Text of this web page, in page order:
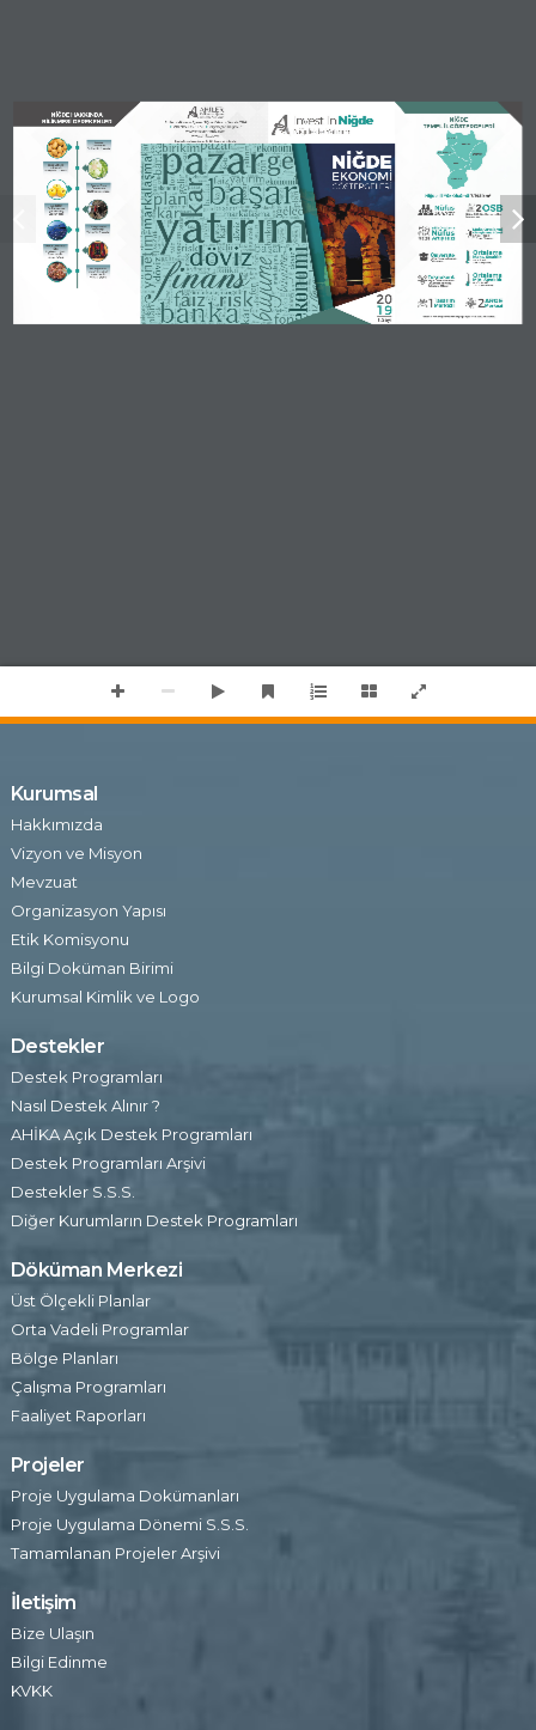
Kurumsal
Hakkımızda
Vizyon ve Misyon
Mevzuat
Organizasyon Yapısı
Etik Komisyonu
Bilgi Doküman Birimi
Kurumsal Kimlik ve Logo
Destekler
Destek Programları
Nasıl Destek Alınır ?
AHİKA Açık Destek Programları
Destek Programları Arşivi
Destekler S.S.S.
Diğer Kurumların Destek Programları
Döküman Merkezi
Üst Ölçekli Planlar
Orta Vadeli Programlar
Bölge Planları
Çalışma Programları
Faaliyet Raporları
Projeler
Proje Uygulama Dokümanları
Proje Uygulama Dönemi S.S.S.
Tamamlanan Projeler Arşivi
İletişim
Bize Ulaşın
Bilgi Edinme
KVKK